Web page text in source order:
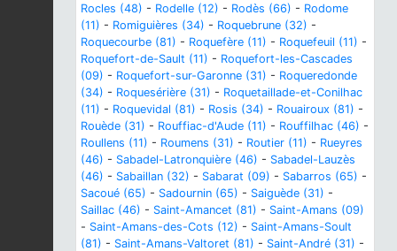
Rocles (48) - Rodelle (12) - Rodès (66) - Rodome
(11) - Romiguières (34) - Roquebrune (32) -
Roquecourbe (81) - Roquefère (11) - Roquefeuil (11) -
Roquefort-de-Sault (11) - Roquefort-les-Cascades
(09) - Roquefort-sur-Garonne (31) - Roqueredonde
(34) - Roquesérière (31) - Roquetaillade-et-Conilhac
(11) - Roquevidal (81) - Rosis (34) - Rouairoux (81) -
Rouède (31) - Rouffiac-d'Aude (11) - Rouffilhac (46) -
Roullens (11) - Roumens (31) - Routier (11) - Rueyres
(46) - Sabadel-Latronquière (46) - Sabadel-Lauzès
(46) - Sabaillan (32) - Sabarat (09) - Sabarros (65) -
Sacoué (65) - Sadournin (65) - Saiguède (31) -
Saillac (46) - Saint-Amancet (81) - Saint-Amans (09)
- Saint-Amans-des-Cots (12) - Saint-Amans-Soult
(81) - Saint-Amans-Valtoret (81) - Saint-André (31) -